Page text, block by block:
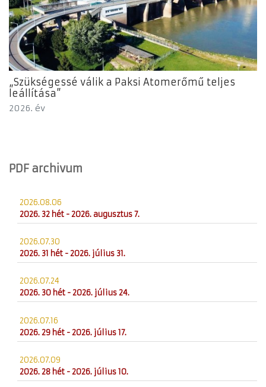
„Szükségessé válik a Paksi Atomerőmű teljes
leállítása”
2026. év
PDF archivum
2026.08.06
2026. 32 hét - 2026. augusztus 7.
2026.07.30
2026. 31 hét - 2026. július 31.
2026.07.24
2026. 30 hét - 2026. július 24.
2026.07.16
2026. 29 hét - 2026. július 17.
2026.07.09
2026. 28 hét - 2026. július 10.